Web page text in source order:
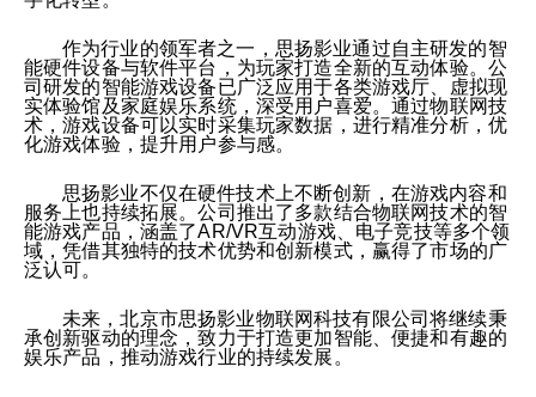
作为行业的领军者之一，思扬影业通过自主研发的智
能硬件设备与软件平台，为玩家打造全新的互动体验。公
司研发的智能游戏设备已广泛应用于各类游戏厅、虚拟现
实体验馆及家庭娱乐系统，深受用户喜爱。通过物联网技
术，游戏设备可以实时采集玩家数据，进行精准分析，优
化游戏体验，提升用户参与感。
思扬影业不仅在硬件技术上不断创新，在游戏内容和
服务上也持续拓展。公司推出了多款结合物联网技术的智
能游戏产品，涵盖了AR/VR互动游戏、电子竞技等多个领
域，凭借其独特的技术优势和创新模式，赢得了市场的广
泛认可。
未来，北京市思扬影业物联网科技有限公司将继续秉
承创新驱动的理念，致力于打造更加智能、便捷和有趣的
娱乐产品，推动游戏行业的持续发展。